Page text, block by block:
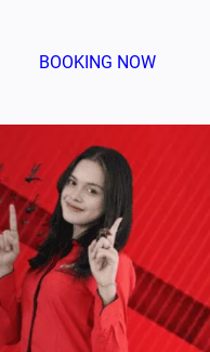
BOOKING NOW